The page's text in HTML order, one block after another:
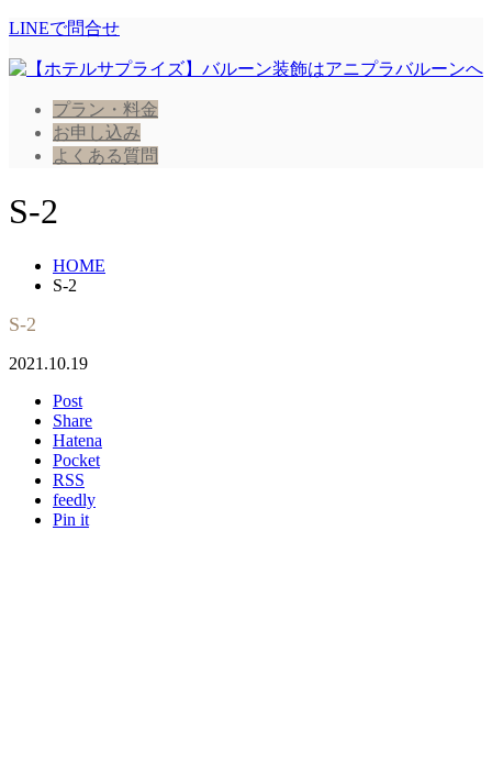
LINEで問合せ
プラン・料金
お申し込み
よくある質問
S-2
HOME
S-2
S-2
2021.10.19
Post
Share
Hatena
Pocket
RSS
feedly
Pin it